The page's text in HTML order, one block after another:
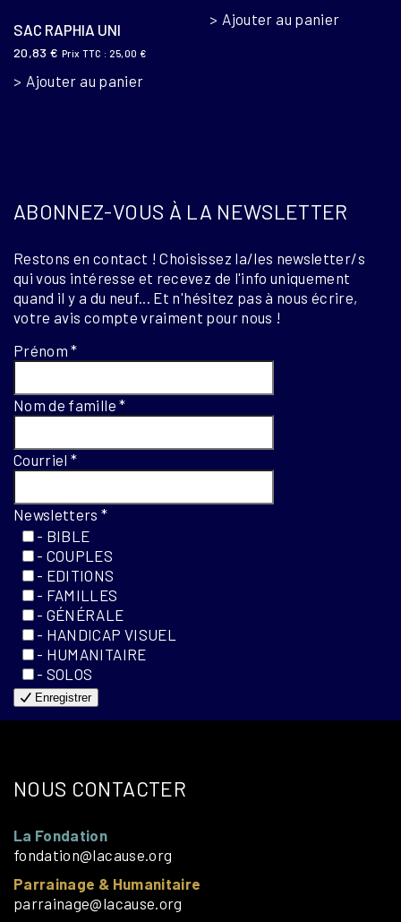
SAC RAPHIA UNI
20,83€ Prix TTC : 25,00 €
Ajouter au panier
Ajouter au panier
ABONNEZ-VOUS À LA NEWSLETTER
Restons en contact ! Choisissez la/les newsletter/s
qui vous intéresse et recevez de l'info uniquement
quand il y a du neuf... Et n'hésitez pas à nous écrire,
votre avis compte vraiment pour nous !
Prénom*
Nom de famille*
Courriel*
Newsletters*
- BIBLE
- COUPLES
- EDITIONS
- FAMILLES
- GÉNÉRALE
- HANDICAP VISUEL
- HUMANITAIRE
- SOLOS
Enregistrer
NOUS CONTACTER
La Fondation
fondation@lacause.org
Parrainage & Humanitaire
parrainage@lacause.org